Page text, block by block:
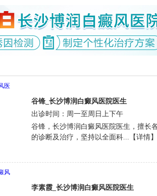
谷锋_长沙博润白癜风医院医生
出诊时间：周一至周日上下午
谷锋，长沙博润白癜风医院医生，擅长
的诊断及治疗，坚持以全面科...【详情】
李素霞_长沙博润白癜风医院医生